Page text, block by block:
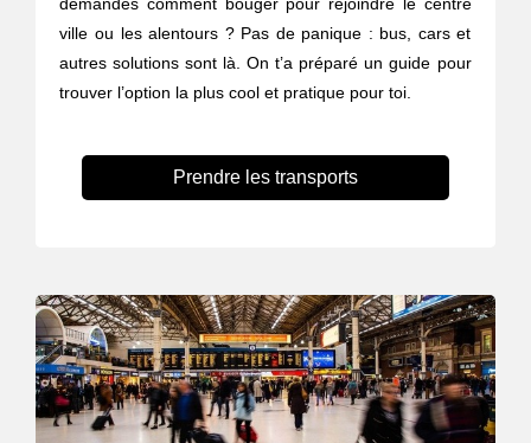
ville ou les alentours ? Pas de panique : bus, cars et
autres solutions sont là. On t’a préparé un guide pour
trouver l’option la plus cool et pratique pour toi.
Prendre les transports